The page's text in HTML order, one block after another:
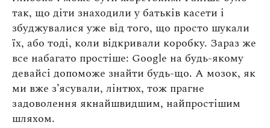
так, що діти знаходили у батьків касети і
збуджувалися уже від того, що просто шукали
їх, або тоді, коли відкривали коробку. Зараз же
все набагато простіше: Google на будь-якому
девайсі допоможе знайти будь-що. А мозок, як
ми вже з’ясували, лінтюх, тож прагне
задоволення якнайшвидшим, найпростішим
шляхом.